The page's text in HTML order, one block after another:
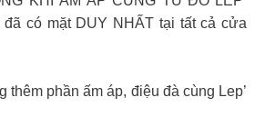
đã có mặt DUY NHẤT tại tất cả cửa
thêm phần ấm áp, điệu đà cùng Lep’